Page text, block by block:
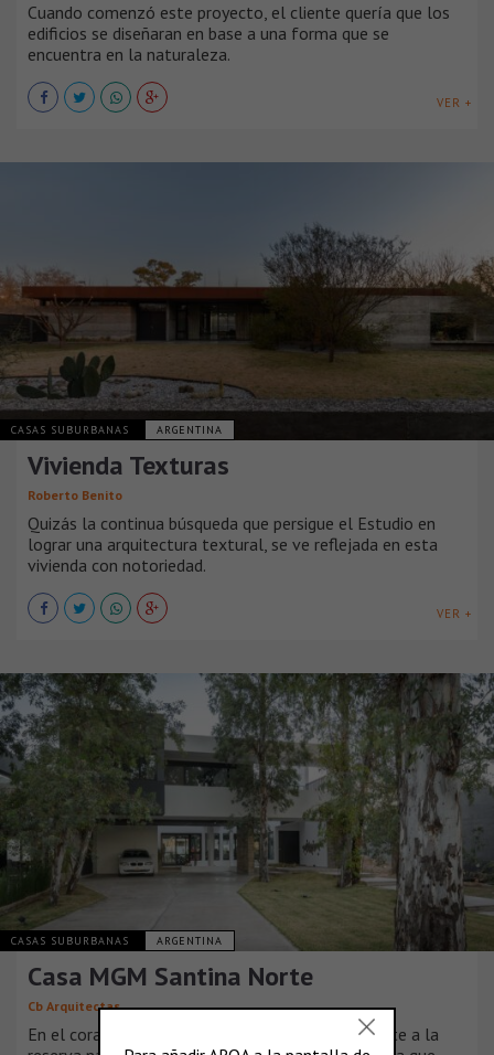
Cuando comenzó este proyecto, el cliente quería que los
edificios se diseñaran en base a una forma que se
encuentra en la naturaleza.
VER +
CASAS SUBURBANAS ARGENTINA
Vivienda Texturas
Roberto Benito
Quizás la continua búsqueda que persigue el Estudio en
lograr una arquitectura textural, se ve reflejada en esta
vivienda con notoriedad.
VER +
CASAS SUBURBANAS ARGENTINA
Casa MGM Santina Norte
Cb Arquitectas
En el corazón de Valle Escondido, Córdoba, y frente a la